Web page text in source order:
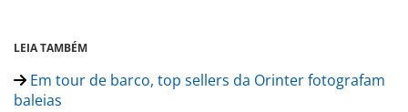
LEIA TAMBÉM
Em tour de barco, top sellers da Orinter fotografam
baleias